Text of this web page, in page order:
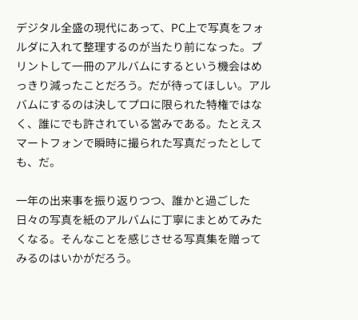
デジタル全盛の現代にあって、PC上で写真をフォ
ルダに入れて整理するのが当たり前になった。プ
リントして一冊のアルバムにするという機会はめ
っきり減ったことだろう。だが待ってほしい。アル
バムにするのは決してプロに限られた特権ではな
く、誰にでも許されている営みである。たとえス
マートフォンで瞬時に撮られた写真だったとして
も、だ。
一年の出来事を振り返りつつ、誰かと過ごした
日々の写真を紙のアルバムに丁寧にまとめてみた
くなる。そんなことを感じさせる写真集を贈って
みるのはいかがだろう。